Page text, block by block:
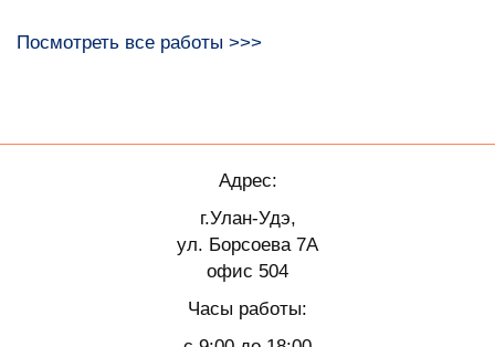
Посмотреть все работы >>>
Адрес:
г.Улан-Удэ,
ул. Борсоева 7А
офис 504
Часы работы: